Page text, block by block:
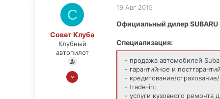
С
Совет Клуба
Клубный
автопилот
7 Июн 2010
19 Авг 2015
Официальный дилер
Специализация:
- продажа автомобилей
- гарантийное и
- кредитование/
- trade-in;
- услуги кузовного ремонта